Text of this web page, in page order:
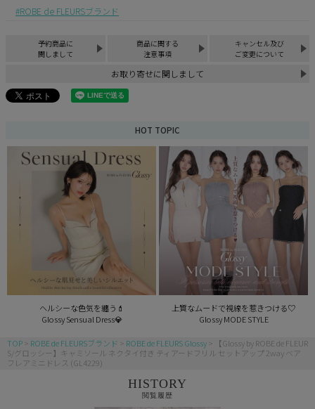
ROBE de FLEURSブランド
予約商品に
関しまして
商品に関する
注意事項
キャンセル及び
ご変更について
お取り寄せに関しまして
HOT TOPIC
ヘルシーな色気を纏う💄
Glossy Sensual Dress💎
上質なムードで視線を惹きつける♡
Glossy MODE STYLE
TOP ROBE de FLEURSブランド ROBE de FLEURS Glossy
【Glossy by ROBE de FLEUR
S/グロッシー】キャミソール ネクタイ付き ティアードフリル セットアップ 2way ベア
フレアミニドレス (GL4229)
HISTORY
閲覧履歴